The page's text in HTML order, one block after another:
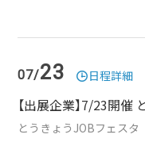
07/23 日程詳細
【出展企業】7/23開
とうきょうJOBフェスタ